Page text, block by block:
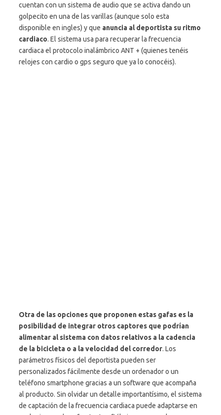
cuentan con un sistema de audio que se activa dando un
golpecito en una de las varillas (aunque solo esta
disponible en ingles) y que anuncia al deportista su ritmo
cardiaco. El sistema usa para recuperar la frecuencia
cardiaca el protocolo inalámbrico ANT + (quienes tenéis
relojes con cardio o gps seguro que ya lo conocéis).
Otra de las opciones que proponen estas gafas es la
posibilidad de integrar otros captores que podrían
alimentar al sistema con datos relativos a la cadencia
de la bicicleta o a la velocidad del corredor. Los
parámetros físicos del deportista pueden ser
personalizados fácilmente desde un ordenador o un
teléfono smartphone gracias a un software que acompaña
al producto. Sin olvidar un detalle importantísimo, el sistema
de captación de la frecuencia cardiaca puede adaptarse en